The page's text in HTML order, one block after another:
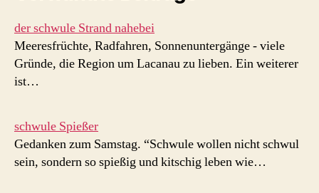
der schwule Strand nahebei
Meeresfrüchte, Radfahren, Sonnenuntergänge - viele
Gründe, die Region um Lacanau zu lieben. Ein weiterer
ist…
schwule Spießer
Gedanken zum Samstag. “Schwule wollen nicht schwul
sein, sondern so spießig und kitschig leben wie…